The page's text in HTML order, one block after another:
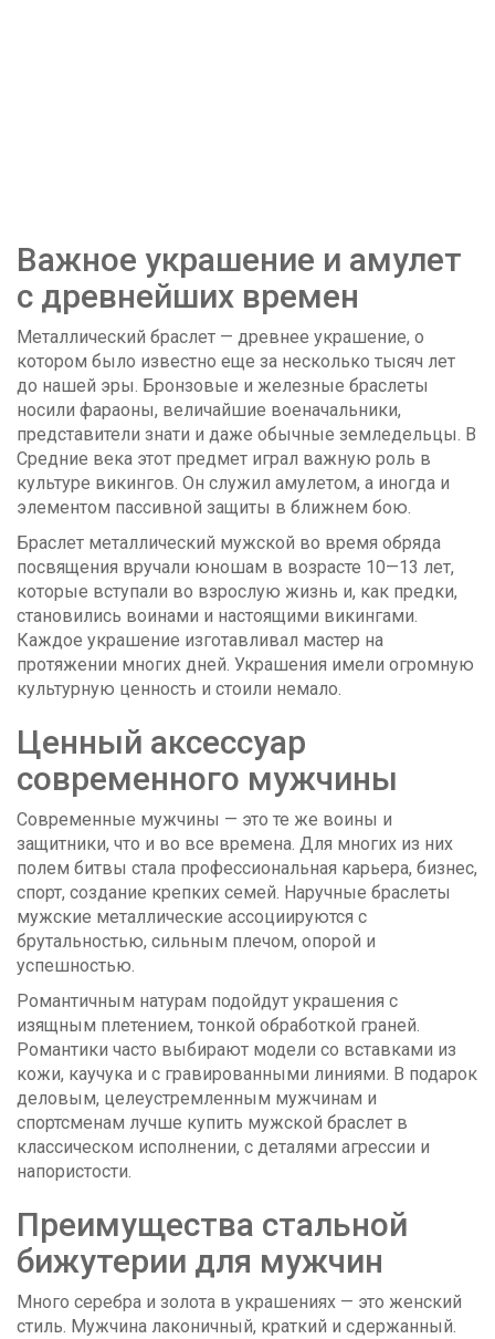
Важное украшение и амулет
с древнейших времен
Металлический браслет — древнее украшение, о
котором было известно еще за несколько тысяч лет
до нашей эры. Бронзовые и железные браслеты
носили фараоны, величайшие военачальники,
представители знати и даже обычные земледельцы. В
Средние века этот предмет играл важную роль в
культуре викингов. Он служил амулетом, а иногда и
элементом пассивной защиты в ближнем бою.
Браслет металлический мужской во время обряда
посвящения вручали юношам в возрасте 10—13 лет,
которые вступали во взрослую жизнь и, как предки,
становились воинами и настоящими викингами.
Каждое украшение изготавливал мастер на
протяжении многих дней. Украшения имели огромную
культурную ценность и стоили немало.
Ценный аксессуар
современного мужчины
Современные мужчины — это те же воины и
защитники, что и во все времена. Для многих из них
полем битвы стала профессиональная карьера, бизнес,
спорт, создание крепких семей. Наручные браслеты
мужские металлические ассоциируются с
брутальностью, сильным плечом, опорой и
успешностью.
Романтичным натурам подойдут украшения с
изящным плетением, тонкой обработкой граней.
Романтики часто выбирают модели со вставками из
кожи, каучука и с гравированными линиями. В подарок
деловым, целеустремленным мужчинам и
спортсменам лучше купить мужской браслет в
классическом исполнении, с деталями агрессии и
напористости.
Преимущества стальной
бижутерии для мужчин
Много серебра и золота в украшениях — это женский
стиль. Мужчина лаконичный, краткий и сдержанный.